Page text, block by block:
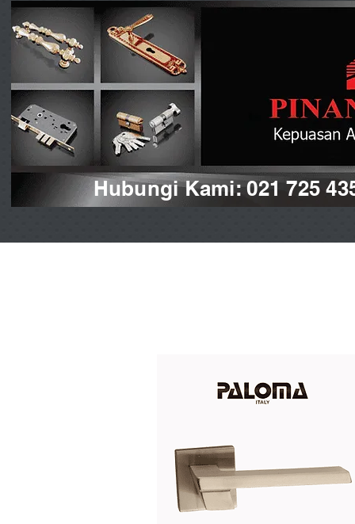
Hubungi Kami: 021 725